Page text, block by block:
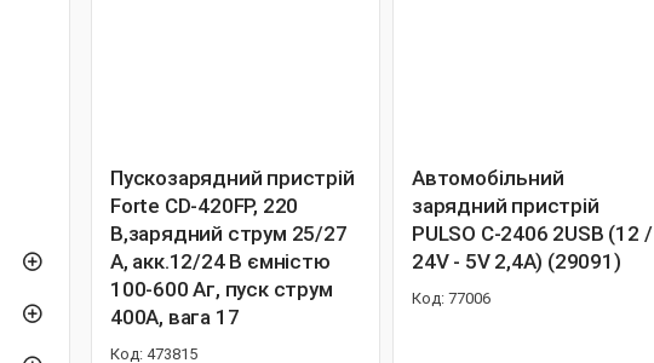
Пускозарядний пристрій
Forte CD-420FP, 220
В,зарядний струм 25/27
А, акк.12/24 В ємністю
100-600 Аг, пуск струм
400А, вага 17
473815
Автомобільний
зарядний пристрій
PULSO C-2406 2USB (12 /
24V - 5V 2,4A) (29091)
77006